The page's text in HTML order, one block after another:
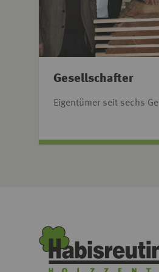
Gesellschafter
Eigentümer seit sechs